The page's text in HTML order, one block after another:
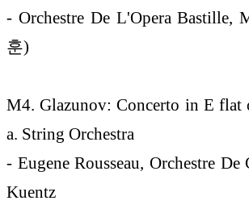
- Orchestre De L'Opera Bastille,
훈)
M4. Glazunov: Concerto in E flat
a. String Orchestra
- Eugene Rousseau, Orchestre
Kuentz